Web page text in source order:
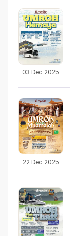
03 Dec 2025
22 Dec 2025